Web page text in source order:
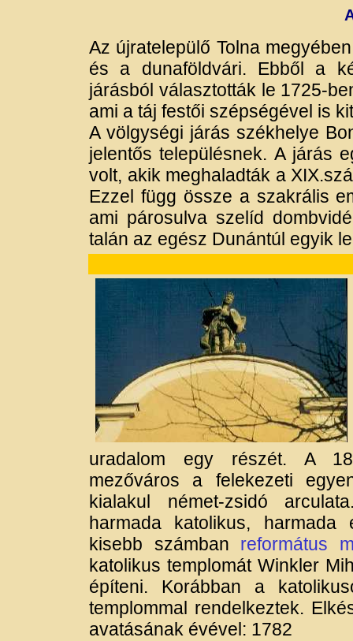
Az újratelepülő Tolna
és a dunaföldvári. Ebből a
járásból választották le 1725-
ami a táj festői szépségével is
A völgységi járás székhelye
jelentős településnek. A járás
volt, akik meghaladták a
Ezzel függ össze a szakrális
ami párosulva szelíd
talán az egész Dunántúl egyik
uradalom egy részét. A
mezőváros a felekezeti
kialakul német-zsidó
harmada katolikus, harmada
kisebb számban református
katolikus templomát Winkler
építeni. Korábban a
templommal rendelkeztek.
avatásának évével: 1782